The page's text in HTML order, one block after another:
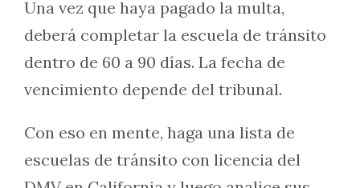
Una vez que haya pagado la multa,
deberá completar la escuela de tránsito
dentro de 60 a 90 días. La fecha de
vencimiento depende del tribunal.
Con eso en mente, haga una lista de
escuelas de tránsito con licencia del